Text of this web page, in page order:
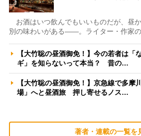
お酒はいつ飲んでもいいものだが、昼
別の味わいがある――。ライター・作家
【大竹聡の昼酒御免！】今の若者は「
ギ」を知らないって本当？ 昔の…
【大竹聡の昼酒御免！】京急線で多摩
場」へと昼酒旅 押し寄せるノス…
著者・連載の一覧を